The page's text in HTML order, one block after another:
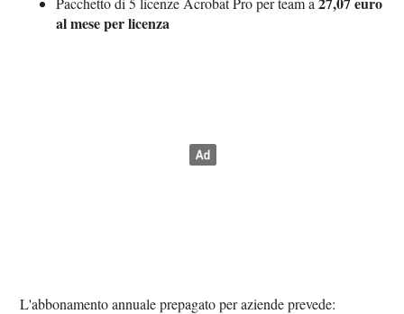
al mese per licenza
L'abbonamento annuale prepagato per aziende prevede: